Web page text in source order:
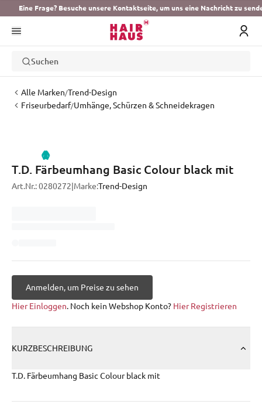
Eine Frage? Besuche unsere Kontaktseite, um uns eine Nachricht zu
Suchen
Alle Marken/Trend-Design
Friseurbedarf/Umhänge, Schürzen & Schneidekragen
T.D. Färbeumhang Basic Colour black mit
Art.Nr.:0280272 Marke:Trend-Design
Anmelden, um Preise zu sehen
Hier Einloggen. Noch kein Webshop Konto? Hier Registrieren
KURZBESCHREIBUNG
T.D. Färbeumhang Basic Colour black mit